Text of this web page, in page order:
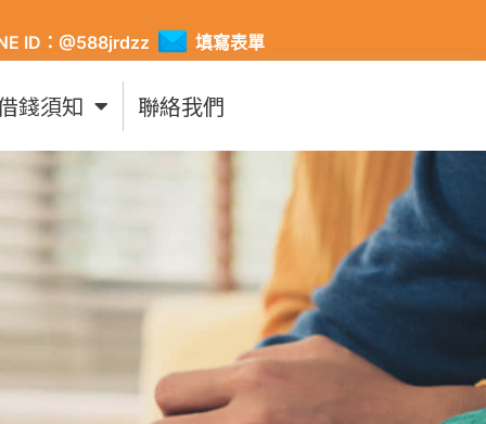
ID：@588jrdzz 填寫表單
錢須知 聯絡我們